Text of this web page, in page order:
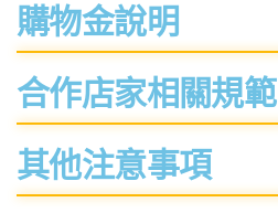
購物金說明
合作店家相關規範
其他注意事項